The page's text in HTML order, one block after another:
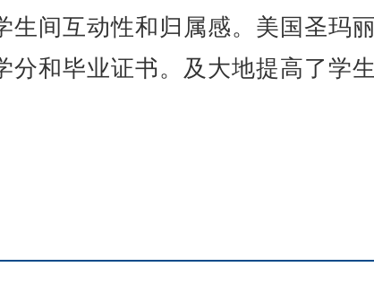
间互动性和归属感。美国圣玛
和毕业证书。及大地提高了学